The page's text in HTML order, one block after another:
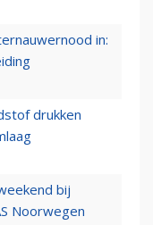
in:
drukken
bij
Noorwegen